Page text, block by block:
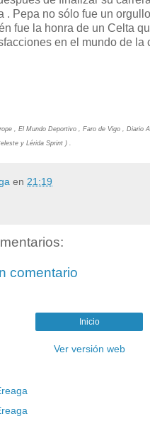
. Pepa no sólo fue un
fue la honra de un Celta
en el mundo de la
, El Mundo Deportivo , Faro de Vigo , Diario
y Lérida Sprint ) .
en 21:19
comentario
Inicio
Ver versión web